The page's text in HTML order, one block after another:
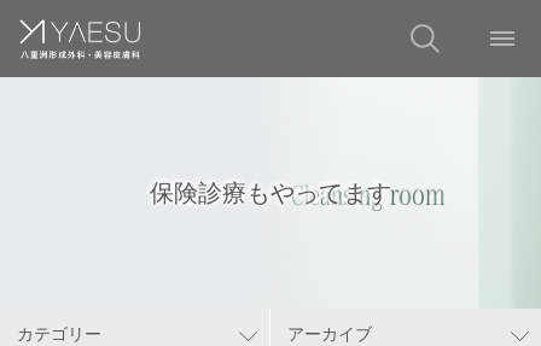
保険診療もやってます
カテゴリー アーカイブ